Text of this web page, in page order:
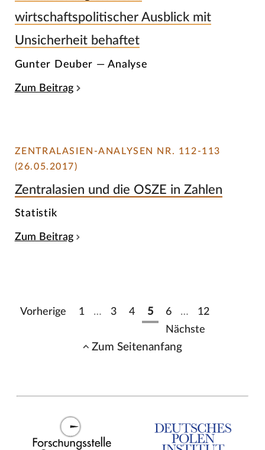
wirtschaftspolitischer Ausblick mit
Unsicherheit behaftet
Gunter Deuber — Analyse
Zum Beitrag
ZENTRALASIEN-ANALYSEN NR. 112-113
(26.05.2017)
Zentralasien und die OSZE in Zahlen
Statistik
Zum Beitrag
Vorherige 1 … 3 4 5 6 …
12
Nächste
Zum Seitenanfang